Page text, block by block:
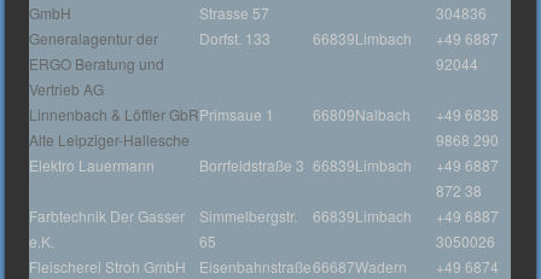
GmbH
Strasse 57
304836
Generalagentur der
ERGO Beratung und
Vertrieb AG
Dorfst. 133 66839Limbach
+49 6887
92044
Linnenbach & Löffler GbR
Alte Leipziger-Hallesche
Primsaue 1 66809Nalbach
+49 6838
9868 290
Elektro Lauermann
Borrfeldstraße 3 66839Limbach
+49 6887
872 38
Farbtechnik Der Gasser
e.K.
Simmelbergstr.
65
66839Limbach
+49 6887
3050026
Fleischerei Stroh GmbH
Eisenbahnstraße66687Wadern
+49 6874